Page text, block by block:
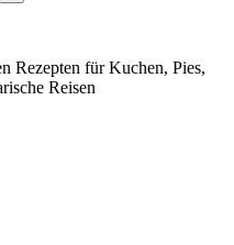
Rezepten für Kuchen, Pies,
Reisen